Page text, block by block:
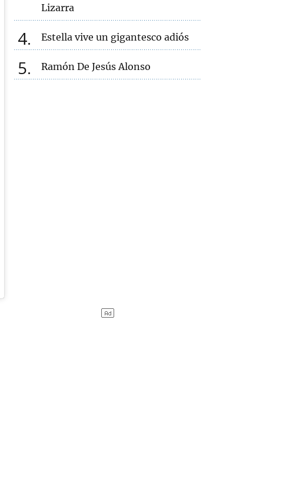
Lizarra
4 Estella vive un gigantesco adiós
5 Ramón De Jesús Alonso